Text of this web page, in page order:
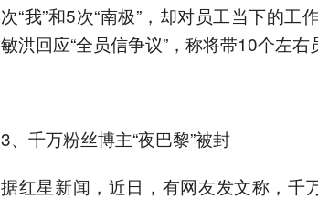
次“我”和5次“南极”，却对员工当下的
敏洪回应“全员信争议”，称将带10个左右
3、千万粉丝博主“夜巴黎”被封
据红星新闻，近日，有网友发文称，千